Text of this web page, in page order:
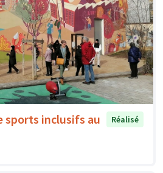
sports inclusifs au
Réalisé